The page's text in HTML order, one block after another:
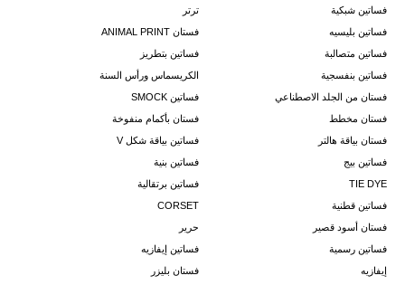
فساتين شبكية
ترتر
فساتين بليسيه
فستان ANIMAL PRINT
فساتين متصالبة
فساتين بتطريز
فساتين بنفسجية
الكريسماس ورأس السنة
فستان من الجلد الاصطناعي
فساتين SMOCK
فستان مخطط
فستان بأكمام منفوخة
فستان بياقة هالتر
فساتين بياقة شكل V
فساتين بيج
فساتين بنية
TIE DYE
فساتين برتقالية
فساتين قطنية
CORSET
فستان أسود قصير
حرير
فساتين رسمية
فساتين إيفازيه
إيفازيه
فستان بليزر